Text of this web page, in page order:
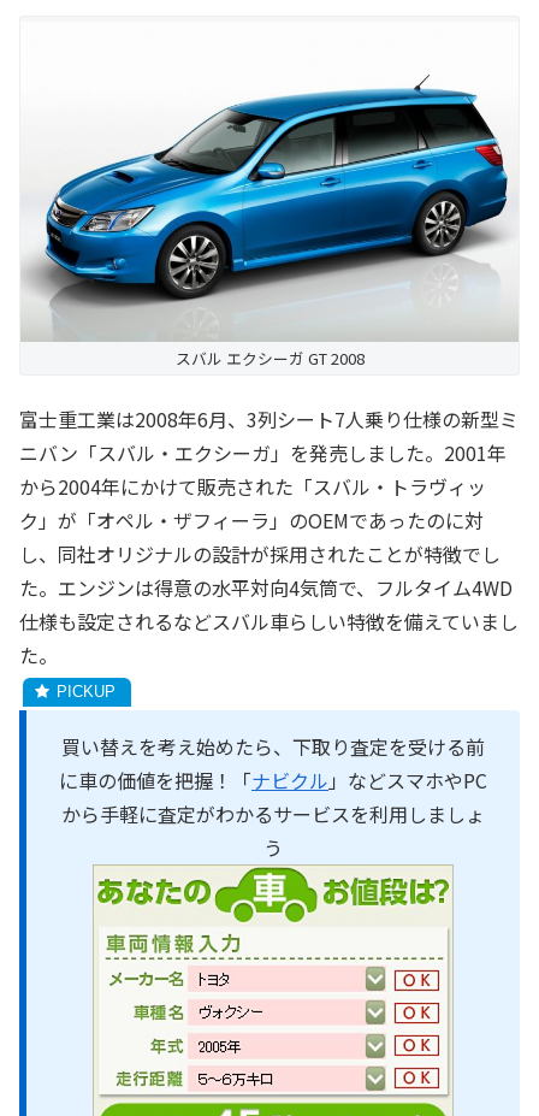
スバル エクシーガ GT 2008
富士重工業は2008年6月、3列シート7人乗り仕様の新型ミ
ニバン「スバル・エクシーガ」を発売しました。2001年
から2004年にかけて販売された「スバル・トラヴィッ
ク」が「オペル・ザフィーラ」のOEMであったのに対
し、同社オリジナルの設計が採用されたことが特徴でし
た。エンジンは得意の水平対向4気筒で、フルタイム4WD
仕様も設定されるなどスバル車らしい特徴を備えていまし
た。
買い替えを考え始めたら、下取り査定を受ける前
に車の価値を把握！「ナビクル 」などスマホやPC
から手軽に査定がわかるサービスを利用しましょ
う